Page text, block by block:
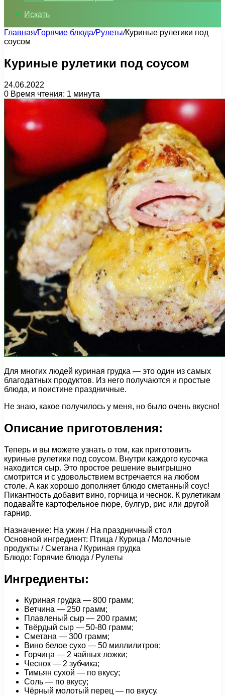
Искать
Главная/Горячие блюда/Рулеты/Куриные рулетики под
соусом
Куриные рулетики под соусом
24.06.2022
0 Время чтения: 1 минута
Для многих людей куриная грудка — это один из самых
благодатных продуктов. Из него получаются и простые
блюда, и поистине праздничные.
Не знаю, какое получилось у меня, но было очень вкусно!
Описание приготовления:
Теперь и вы можете узнать о том, как приготовить
куриные рулетики под соусом. Внутри каждого кусочка
находится сыр. Это простое решение выигрышно
смотрится и с удовольствием встречается на любом
столе. А как хорошо дополняет блюдо сметанный соус!
Пикантность добавит вино, горчица и чеснок. К рулетикам
подавайте картофельное пюре, булгур, рис или другой
гарнир.
Назначение: На ужин / На праздничный стол
Основной ингредиент: Птица / Курица / Молочные
продукты / Сметана / Куриная грудка
Блюдо: Горячие блюда / Рулеты
Ингредиенты:
Куриная грудка — 800 грамм;
Ветчина — 250 грамм;
Плавленый сыр — 200 грамм;
Твёрдый сыр — 50-80 грамм;
Сметана — 300 грамм;
Вино белое сухо — 50 миллилитров;
Горчица — 2 чайных ложки;
Чеснок — 2 зубчика;
Тимьян сухой — по вкусу;
Соль — по вкусу;
Чёрный молотый перец — по вкусу.